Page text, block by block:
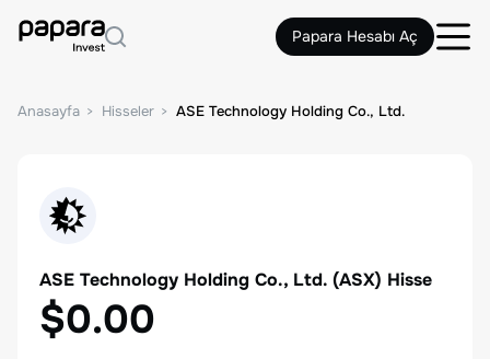
Papara Hesabı Aç
Anasayfa Hisseler ASE Technology Holding Co., Ltd.
ASE Technology Holding Co., Ltd. (ASX) Hisse
$0.00